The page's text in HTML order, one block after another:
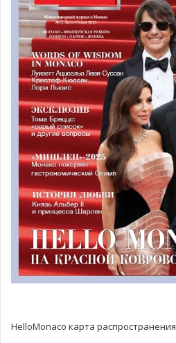
HelloMonaco карта распространения